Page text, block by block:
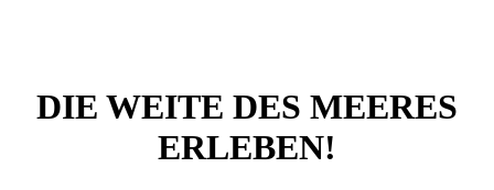
DIE WEITE DES MEERES
ERLEBEN!